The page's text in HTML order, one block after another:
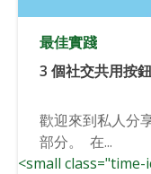
最佳實踐
3 個社交共用按
歡迎來到私人分
部分。 在...
<small